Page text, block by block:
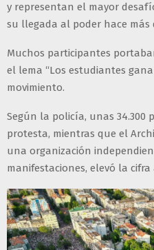
y representan el mayor
su llegada al poder hace más
Muchos participantes
el lema “Los estudiantes
movimiento.
Según la policía, unas 34.300
protesta, mientras que el
una organización
manifestaciones, elevó la cifra